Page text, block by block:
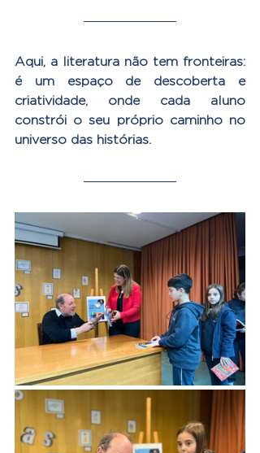
Aqui, a literatura não tem fronteiras:
é um espaço de descoberta e
criatividade, onde cada aluno
constrói o seu próprio caminho no
universo das histórias.